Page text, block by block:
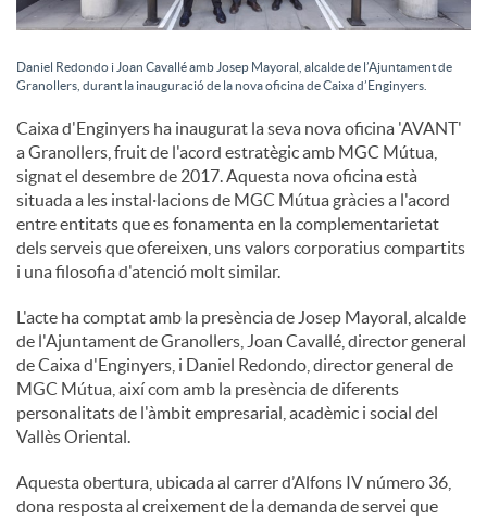
t
i
n
g
u
t
s
Daniel Redondo i Joan Cavallé amb Josep Mayoral, alcalde de l’Ajuntament de
Granollers, durant la inauguració de la nova oficina de Caixa d’Enginyers.
Caixa d'Enginyers ha inaugurat la seva nova oficina 'AVANT'
a Granollers, fruit de l'acord estratègic amb MGC Mútua,
signat el desembre de 2017. Aquesta nova oficina està
situada a les instal·lacions de MGC Mútua gràcies a l'acord
entre entitats que es fonamenta en la complementarietat
dels serveis que ofereixen, uns valors corporatius compartits
i una filosofia d'atenció molt similar.
L'acte ha comptat amb la presència de Josep Mayoral, alcalde
de l'Ajuntament de Granollers, Joan Cavallé, director general
de Caixa d'Enginyers, i Daniel Redondo, director general de
MGC Mútua, així com amb la presència de diferents
personalitats de l'àmbit empresarial, acadèmic i social del
Vallès Oriental.
Aquesta obertura, ubicada al carrer d’Alfons IV número 36,
dona resposta al creixement de la demanda de servei que